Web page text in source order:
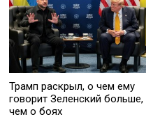
Трамп раскрыл, о чем ему
говорит Зеленский больше,
чем о боях